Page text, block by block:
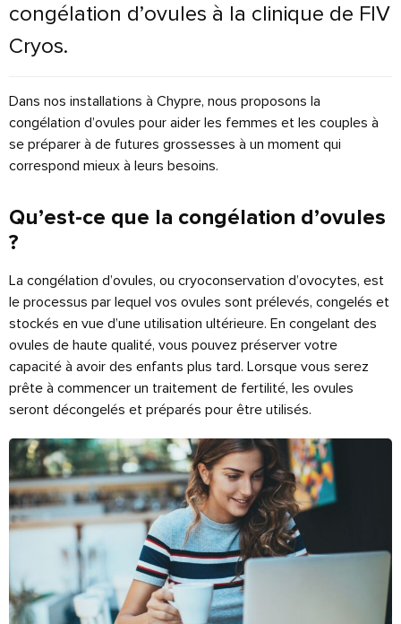
congélation d’ovules à la clinique de FIV
Cryos.
Dans nos installations à Chypre, nous proposons la
congélation d’ovules pour aider les femmes et les couples à
se préparer à de futures grossesses à un moment qui
correspond mieux à leurs besoins.
Qu’est-ce que la congélation d’ovules
?
La congélation d’ovules, ou cryoconservation d’ovocytes, est
le processus par lequel vos ovules sont prélevés, congelés et
stockés en vue d’une utilisation ultérieure. En congelant des
ovules de haute qualité, vous pouvez préserver votre
capacité à avoir des enfants plus tard. Lorsque vous serez
prête à commencer un traitement de fertilité, les ovules
seront décongelés et préparés pour être utilisés.